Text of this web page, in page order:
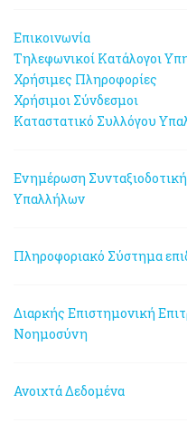
Επικοινωνία
Τηλεφωνικοί Κατάλογοι
Χρήσιμες Πληροφορίες
Χρήσιμοι Σύνδεσμοι
Καταστατικό Συλλόγου
Ενημέρωση
Υπαλλήλων
Πληροφοριακό Σύστημα
Διαρκής Επιστημονική
Νοημοσύνη
Ανοιχτά Δεδομένα